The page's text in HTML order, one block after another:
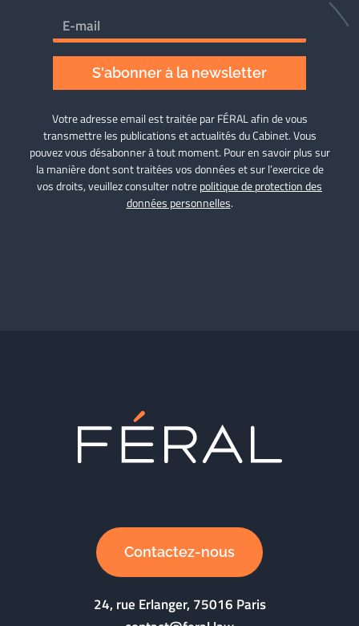
S'abonner à la newsletter
Votre adresse email est traitée par FÉRAL afin de vous
transmettre les publications et actualités du Cabinet. Vous
pouvez vous désabonner à tout moment. Pour en savoir plus sur
la manière dont sont traitées vos données et sur l’exercice de
vos droits, veuillez consulter notrepolitique de protection des
données personnelles.
Contactez-nous
24, rue Erlanger, 75016 Paris